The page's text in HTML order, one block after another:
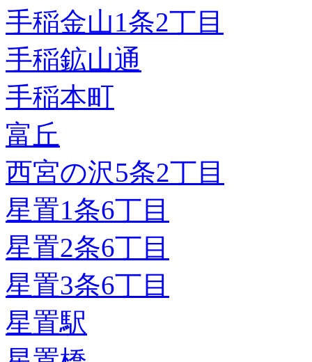
手稲金山1条2丁目
手稲鉱山通
手稲本町
富丘
西宮の沢5条2丁目
星置1条6丁目
星置2条6丁目
星置3条6丁目
星置駅